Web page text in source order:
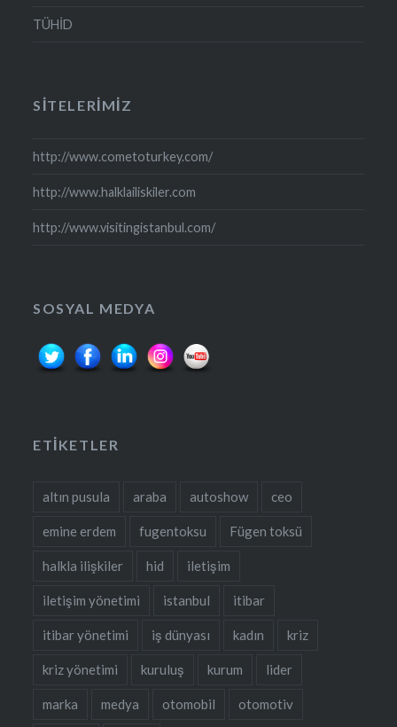
TÜHİD
SITELERIMIZ
http://www.cometoturkey.com/
http://www.halklailiskiler.com
http://www.visitingistanbul.com/
SOSYAL MEDYA
ETIKETLER
altın pusula araba autoshow ceo
emine erdem fugentoksu Fügen toksü
halkla ilişkiler hid iletişim
iletişim yönetimi istanbul itibar
itibar yönetimi iş dünyası kadın kriz
kriz yönetimi kuruluş kurum lider
marka medya otomobil otomotiv